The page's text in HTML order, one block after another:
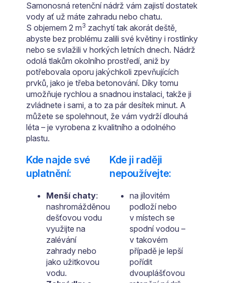
Samonosná retenční nádrž vám zajistí dostatek
vody ať už máte zahradu nebo chatu.
S objemem 2 m3 zachytí tak akorát deště,
abyste bez problému zalili své květiny i rostlinky
nebo se svlažili v horkých letních dnech. Nádrž
odolá tlakům okolního prostředí, aniž by
potřebovala oporu jakýchkoli zpevňujících
prvků, jako je třeba betonování. Díky tomu
umožňuje rychlou a snadnou instalaci, takže ji
zvládnete i sami, a to za pár desítek minut. A
můžete se spolehnout, že vám vydrží dlouhá
léta – je vyrobena z kvalitního a odolného
plastu.
Kde najde své
uplatnění:
Menší chaty:
nashromážděnou
dešťovou vodu
využijte na
zalévání
zahrady nebo
jako užitkovou
vodu.
Kde ji raději
nepoužívejte:
na jílovitém
podloží nebo
v místech se
spodní vodou –
v takovém
případě je lepší
pořídit
dvouplášťovou